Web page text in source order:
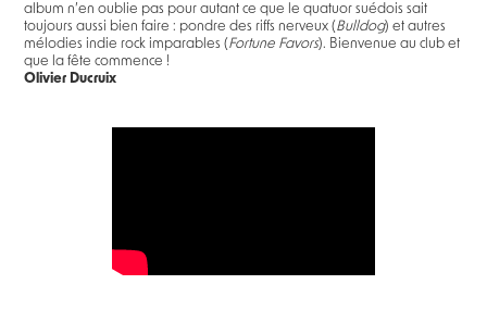
album n’en oublie pas pour autant ce que le quatuor suédois sait
toujours aussi bien faire : pondre des riffs nerveux (Bulldog) et autres
mélodies indie rock imparables (Fortune Favors). Bienvenue au club et
que la fête commence !
Olivier Ducruix